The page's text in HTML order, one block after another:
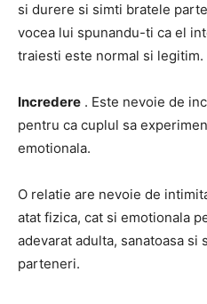
si durere si simti bratele
vocea lui spunandu-ti ca el
traiesti este normal si legitim.
Incredere . Este nevoie de
pentru ca cuplul sa
emotionala.
O relatie are nevoie de
atat fizica, cat si emotionala
adevarat adulta, sanatoasa si
parteneri.